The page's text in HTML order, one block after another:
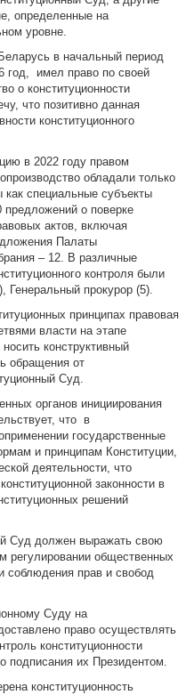
определенные на
уровне.
в начальный период
год, имел право по своей
о конституционности
что позитивно данная
конституционного
в 2022 году правом
обладали только
как специальные субъекты
о поверке
актов, включая
Палаты
– 12. В различные
контроля были
Генеральный прокурор (5).
принципах правовая
власти на этапе
конструктивный
обращения от
Суд.
органов инициирования
что в
государственные
и принципам Конституции,
деятельности, что
законности в
решений
Суд должен выражать свою
регулировании общественных
соблюдения прав и свобод
Суду на
право осуществлять
конституционности
подписания их Президентом.
конституционность